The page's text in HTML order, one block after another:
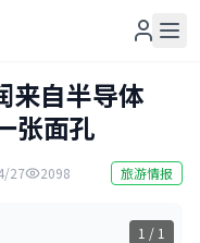
来自半导体
张面孔
27 2098 旅游情报
1 / 1